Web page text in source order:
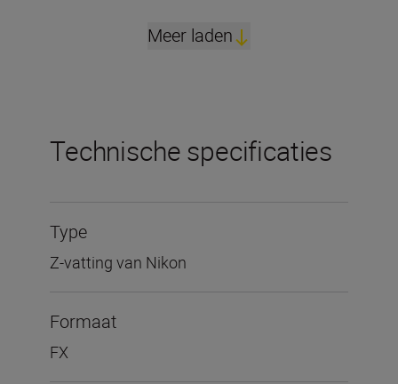
Meer laden
Technische specificaties
Type
Z-vatting van Nikon
Formaat
FX